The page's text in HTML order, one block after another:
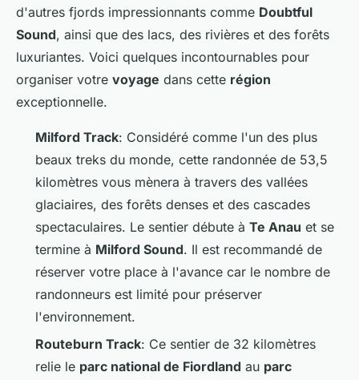
d'autres fjords impressionnants comme Doubtful
Sound, ainsi que des lacs, des rivières et des forêts
luxuriantes. Voici quelques incontournables pour
organiser votre voyage dans cette région
exceptionnelle.
Milford Track: Considéré comme l'un des plus
beaux treks du monde, cette randonnée de 53,5
kilomètres vous mènera à travers des vallées
glaciaires, des forêts denses et des cascades
spectaculaires. Le sentier débute à Te Anau et se
termine à Milford Sound. Il est recommandé de
réserver votre place à l'avance car le nombre de
randonneurs est limité pour préserver
l'environnement.
Routeburn Track: Ce sentier de 32 kilomètres
relie le parc national de Fiordland au parc